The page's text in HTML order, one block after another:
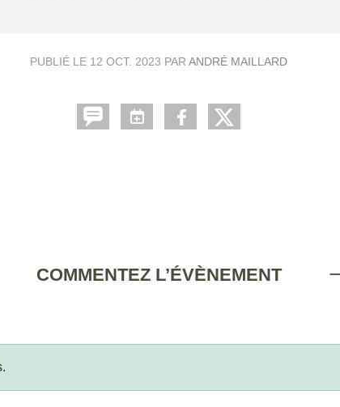
PUBLIÉ LE 12 OCT. 2023 PAR ANDRÉ MAILLARD
COMMENTEZ L’ÉVÈNEMENT